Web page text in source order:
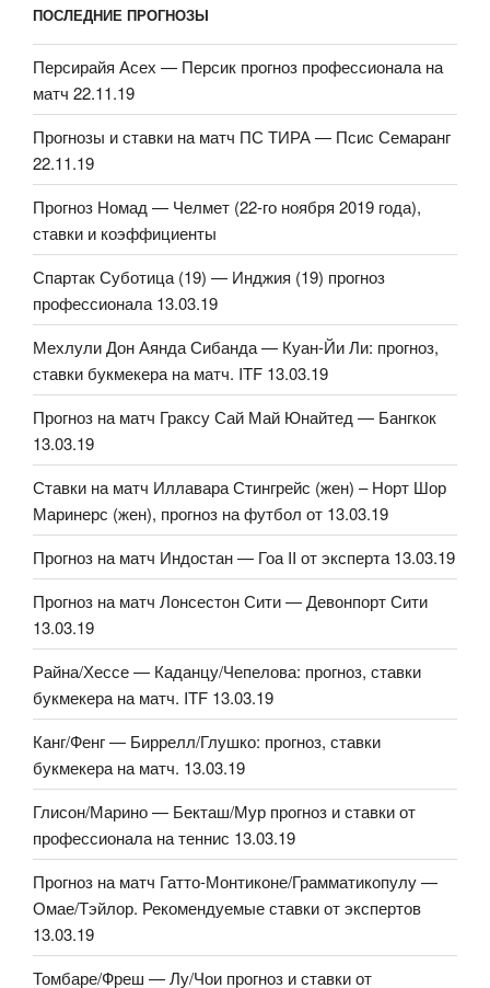
ПОСЛЕДНИЕ ПРОГНОЗЫ
Персирайя Асех — Персик прогноз профессионала на
матч 22.11.19
Прогнозы и ставки на матч ПС ТИРА — Псис Семаранг
22.11.19
Прогноз Номад — Челмет (22-го ноября 2019 года),
ставки и коэффициенты
Спартак Суботица (19) — Инджия (19) прогноз
профессионала 13.03.19
Мехлули Дон Аянда Сибанда — Куан-Йи Ли: прогноз,
ставки букмекера на матч. ITF 13.03.19
Прогноз на матч Граксу Сай Май Юнайтед — Бангкок
13.03.19
Ставки на матч Иллавара Стингрейс (жен) – Норт Шор
Маринерс (жен), прогноз на футбол от 13.03.19
Прогноз на матч Индостан — Гоа II от эксперта 13.03.19
Прогноз на матч Лонсестон Сити — Девонпорт Сити
13.03.19
Райна/Хессе — Каданцу/Чепелова: прогноз, ставки
букмекера на матч. ITF 13.03.19
Канг/Фенг — Биррелл/Глушко: прогноз, ставки
букмекера на матч. 13.03.19
Глисон/Марино — Бекташ/Мур прогноз и ставки от
профессионала на теннис 13.03.19
Прогноз на матч Гатто-Монтиконе/Грамматикопулу —
Омае/Тэйлор. Рекомендуемые ставки от экспертов
13.03.19
Томбаре/Фреш — Лу/Чои прогноз и ставки от